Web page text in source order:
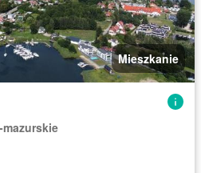
Mieszkanie